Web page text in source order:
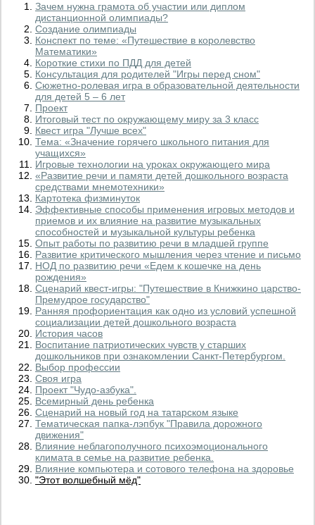
Зачем нужна грамота об участии или диплом
дистанционной олимпиады?
Создание олимпиады
Конспект по теме: «Путешествие в королевство
Математики»
Короткие стихи по ПДД для детей
Консультация для родителей "Игры перед сном"
Сюжетно-ролевая игра в образовательной деятельности
для детей 5 – 6 лет
Проект
Итоговый тест по окружающему миру за 3 класс
Квест игра "Лучше всех"
Тема: «Значение горячего школьного питания для
учащихся»
Игровые технологии на уроках окружающего мира
«Развитие речи и памяти детей дошкольного возраста
средствами мнемотехники»
Картотека физминуток
Эффективные способы применения игровых методов и
приемов и их влияние на развитие музыкальных
способностей и музыкальной культуры ребенка
Опыт работы по развитию речи в младшей группе
Развитие критического мышления через чтение и письмо
НОД по развитию речи «Едем к кошечке на день
рождения»
Сценарий квест-игры: "Путешествие в Книжкино царство-
Премудрое государство"
Ранняя профориентация как одно из условий успешной
социализации детей дошкольного возраста
История часов
Воспитание патриотических чувств у старших
дошкольников при ознакомлении Санкт-Петербургом.
Выбор профессии
Своя игра
Проект "Чудо-азбука".
Всемирный день ребенка
Сценарий на новый год на татарском языке
Тематическая папка-лэпбук "Правила дорожного
движения"
Влияние неблагополучного психоэмоционального
климата в семье на развитие ребенка.
Влияние компьютера и сотового телефона на здоровье
"Этот волшебный мёд"